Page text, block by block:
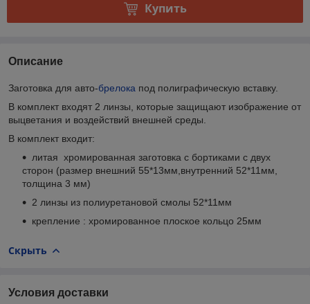
Купить
Описание
Заготовка для авто-брелока под полиграфическую вставку.
В комплект входят 2 линзы, которые защищают изображение от
выцветания и воздействий внешней среды.
В комплект входит:
литая хромированная заготовка с бортиками с двух
сторон (размер внешний 55*13мм,внутренний 52*11мм,
толщина 3 мм)
2 линзы из полиуретановой смолы 52*11мм
крепление : хромированное плоское кольцо 25мм
Скрыть
Условия доставки